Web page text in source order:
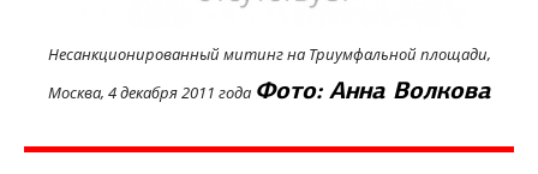
Несанкционированный митинг на Триумфальной площади,
Москва, 4 декабря 2011 года Фото: Анна Волкова